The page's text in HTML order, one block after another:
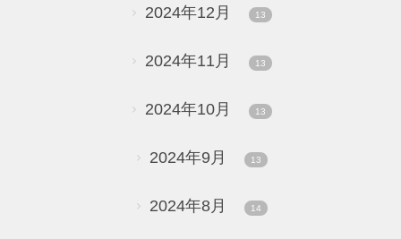
2024年12月 13
2024年11月 13
2024年10月 13
2024年9月 13
2024年8月 14